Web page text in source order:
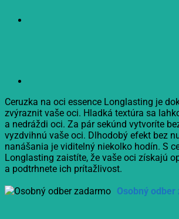
Ceruzka na oci essence Longlasting je
zvýraznit vaše oci. Hladká textúra sa
a nedráždi oci. Za pár sekúnd vytvoríte
vyzdvihnú vaše oci. Dlhodobý efekt bez
nanášania je viditelný niekolko hodín. S
Longlasting zaistíte, že vaše oci získajú
a podtrhnete ich prítažlivost.
Osobný odber